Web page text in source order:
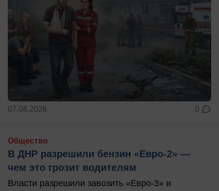
07.08.2026 0
Общество
В ДНР разрешили бензин «Евро-2» —
чем это грозит водителям
Власти разрешили завозить «Евро-3» и